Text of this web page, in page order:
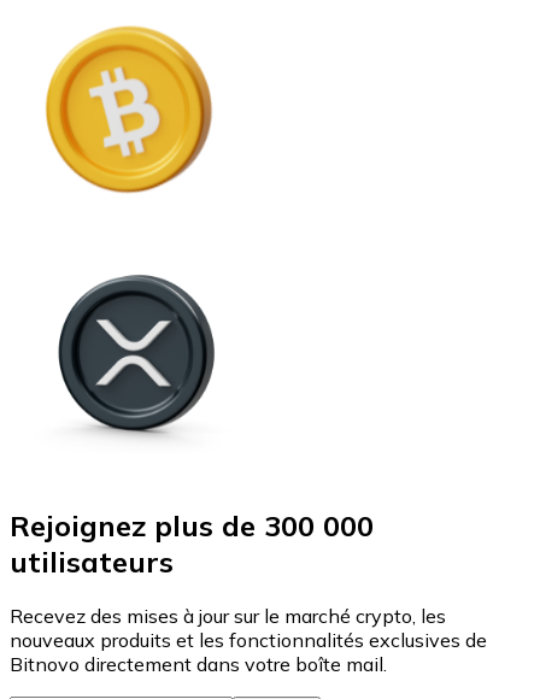
Rejoignez plus de 300 000
utilisateurs
Recevez des mises à jour sur le marché crypto, les
nouveaux produits et les fonctionnalités exclusives de
Bitnovo directement dans votre boîte mail.